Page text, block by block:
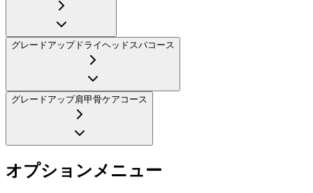
グレードアップドライヘッドスパコース
グレードアップ肩甲骨ケアコース
オプションメニュー